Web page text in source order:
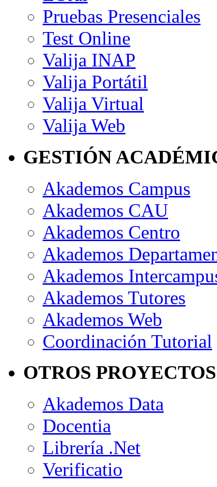
Pruebas Presenciales
Test Online
Valija INAP
Valija Portátil
Valija Virtual
Valija Web
GESTIÓN
Akademos Campus
Akademos CAU
Akademos Centro
Akademos
Akademos
Akademos Tutores
Akademos Web
Coordinación Tutorial
OTROS PROYECTOS
Akademos Data
Docentia
Librería .Net
Verificatio